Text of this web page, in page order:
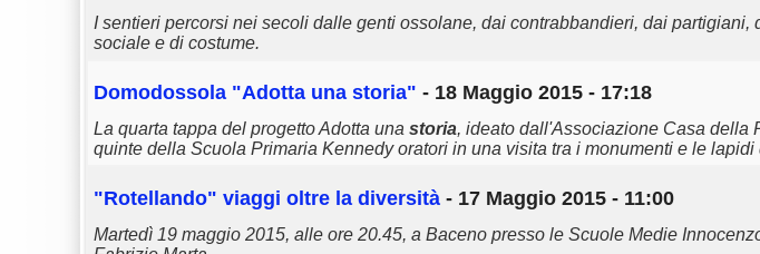
I sentieri percorsi nei secoli dalle genti ossolane, dai contrabbandieri, dai
sociale e di costume.
Domodossola "Adotta una storia" - 18 Maggio 2015 - 17:18
La quarta tappa del progetto Adotta una storia, ideato dall'Associazione Casa della
quinte della Scuola Primaria Kennedy oratori in una visita tra i monumenti e le lapidi
"Rotellando" viaggi oltre la diversità - 17 Maggio 2015 - 11:00
Martedì 19 maggio 2015, alle ore 20.45, a Baceno presso le Scuole Medie